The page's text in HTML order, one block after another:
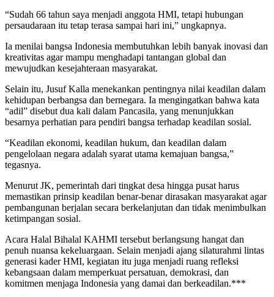
“Sudah 66 tahun saya menjadi anggota HMI, tetapi hubungan
persaudaraan itu tetap terasa sampai hari ini,” ungkapnya.
Ia menilai bangsa Indonesia membutuhkan lebih banyak inovasi dan
kreativitas agar mampu menghadapi tantangan global dan
mewujudkan kesejahteraan masyarakat.
Selain itu, Jusuf Kalla menekankan pentingnya nilai keadilan dalam
kehidupan berbangsa dan bernegara. Ia mengingatkan bahwa kata
“adil” disebut dua kali dalam Pancasila, yang menunjukkan
besarnya perhatian para pendiri bangsa terhadap keadilan sosial.
“Keadilan ekonomi, keadilan hukum, dan keadilan dalam
pengelolaan negara adalah syarat utama kemajuan bangsa,”
tegasnya.
Menurut JK, pemerintah dari tingkat desa hingga pusat harus
memastikan prinsip keadilan benar-benar dirasakan masyarakat agar
pembangunan berjalan secara berkelanjutan dan tidak menimbulkan
ketimpangan sosial.
Acara Halal Bihalal KAHMI tersebut berlangsung hangat dan
penuh nuansa kekeluargaan. Selain menjadi ajang silaturahmi lintas
generasi kader HMI, kegiatan itu juga menjadi ruang refleksi
kebangsaan dalam memperkuat persatuan, demokrasi, dan
komitmen menjaga Indonesia yang damai dan berkeadilan.***